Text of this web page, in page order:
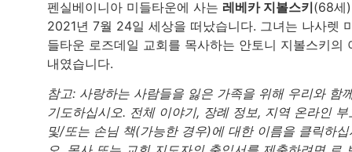
펜실베이니아 미들타운에 사는 레베카 지볼스키(68세
2021년 7월 24일 세상을 떠났습니다. 그녀는 나사렛
들타운 로즈데일 교회를 목사하는 안토니 지볼스키의
내였습니다.
참고: 사랑하는 사람들을 잃은 가족을 위해 우리와 함
기도하십시오. 전체 이야기, 장례 정보, 지역 온라인 부
및/또는 손님 책(가능한 경우)에 대한 이름을 클릭하십